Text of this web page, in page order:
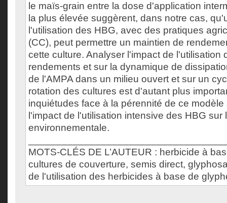
le maïs-grain entre la dose d'application
la plus élevée suggèrent, dans notre cas,
l'utilisation des HBG, avec des pratiques
(CC), peut permettre un maintien de
cette culture. Analyser l'impact de l'utilisation
rendements et sur la dynamique de
de l'AMPA dans un milieu ouvert et sur un
rotation des cultures est d'autant plus
inquiétudes face à la pérennité de ce modèle
l'impact de l'utilisation intensive des HBG
environnementale.
MOTS-CLÉS DE L’AUTEUR : herbicide à
cultures de couverture, semis direct,
de l'utilisation des herbicides à base de